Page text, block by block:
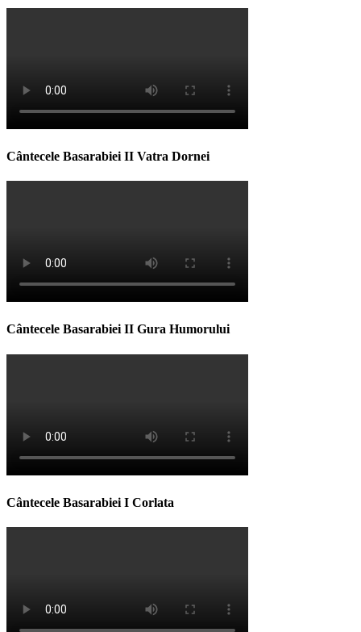
Cântecele Basarabiei II Vatra Dornei
Cântecele Basarabiei II Gura Humorului
Cântecele Basarabiei I Corlata